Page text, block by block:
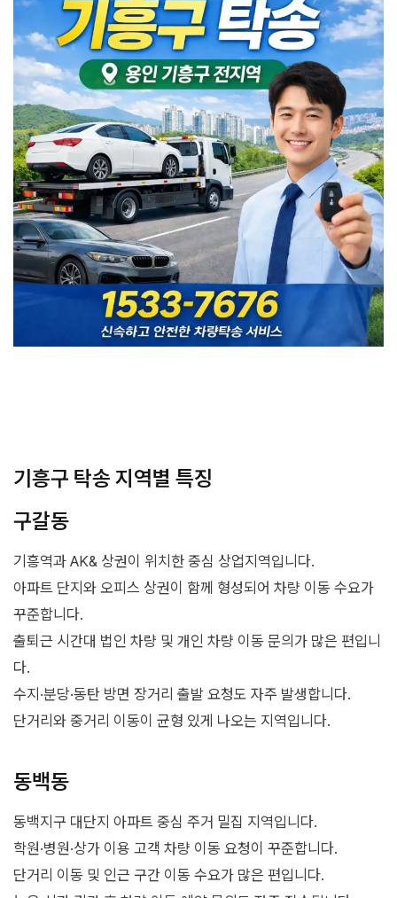
기흥구 탁송 지역별 특징
구갈동
기흥역과 AK& 상권이 위치한 중심 상업지역입니다.
아파트 단지와 오피스 상권이 함께 형성되어 차량 이동 수요가
꾸준합니다.
출퇴근 시간대 법인 차량 및 개인 차량 이동 문의가 많은 편입니
다.
수지·분당·동탄 방면 장거리 출발 요청도 자주 발생합니다.
단거리와 중거리 이동이 균형 있게 나오는 지역입니다.
동백동
동백지구 대단지 아파트 중심 주거 밀집 지역입니다.
학원·병원·상가 이용 고객 차량 이동 요청이 꾸준합니다.
단거리 이동 및 인근 구간 이동 수요가 많은 편입니다.